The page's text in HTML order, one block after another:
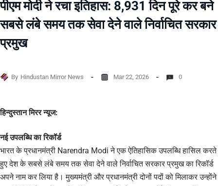
पीएम मोदी ने रचा इतिहास: 8,931 दिन पूरे कर बने
सबसे लंबे समय तक सेवा देने वाले निर्वाचित सरकार
प्रमुख
By Hindustan Mirror News Mar 22, 2026 0
हिन्दुस्तान मिरर न्यूज:
नई उपलब्धि का रिकॉर्ड
भारत के प्रधानमंत्री Narendra Modi ने एक ऐतिहासिक उपलब्धि हासिल करते
हुए देश के सबसे लंबे समय तक सेवा देने वाले निर्वाचित सरकार प्रमुख का रिकॉर्ड
अपने नाम कर लिया है। मुख्यमंत्री और प्रधानमंत्री दोनों पदों को मिलाकर उन्होंने